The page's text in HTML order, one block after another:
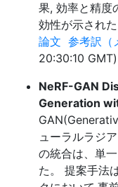
果, 効率と精度
効性が示された
論文 参考訳（
20:30:10 GMT)
NeRF-GAN
Generation
ューラルラジ
の統合は、単
た。 提案手法